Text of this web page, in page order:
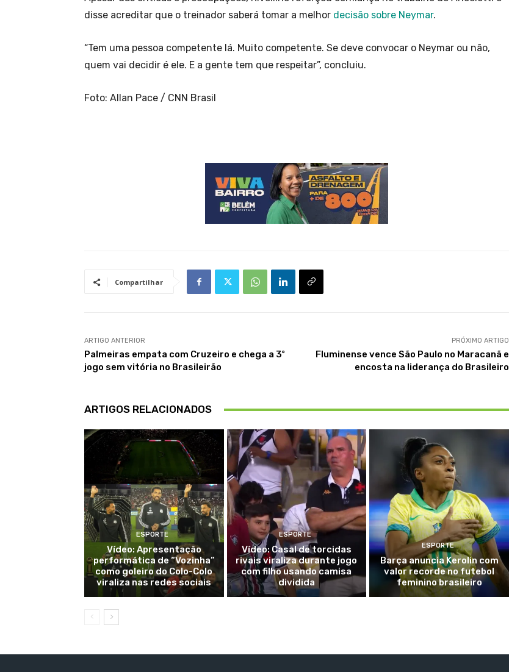
disse acreditar que o treinador saberá tomar a melhor decisão sobre Neymar.
“Tem uma pessoa competente lá. Muito competente. Se deve convocar o Neymar ou não,
quem vai decidir é ele. E a gente tem que respeitar”, concluiu.
Foto: Allan Pace / CNN Brasil
Compartilhar
ARTIGO ANTERIOR
Palmeiras empata com Cruzeiro e chega a 3º
jogo sem vitória no Brasileirão
PRÓXIMO ARTIGO
Fluminense vence São Paulo no Maracanã e
encosta na liderança do Brasileiro
ARTIGOS RELACIONADOS
ESPORTE
Vídeo: Apresentação
performática de “Vozinha”
como goleiro do Colo-Colo
viraliza nas redes sociais
ESPORTE
Vídeo: Casal de torcidas
rivais viraliza durante jogo
com filho usando camisa
dividida
ESPORTE
Barça anuncia Kerolin com
valor recorde no futebol
feminino brasileiro